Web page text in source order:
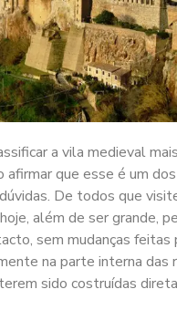
a vila medieval
afirmar que esse é um
De todos que
além de ser grande,
sem mudanças feitas
na parte interna das
sido costruídas